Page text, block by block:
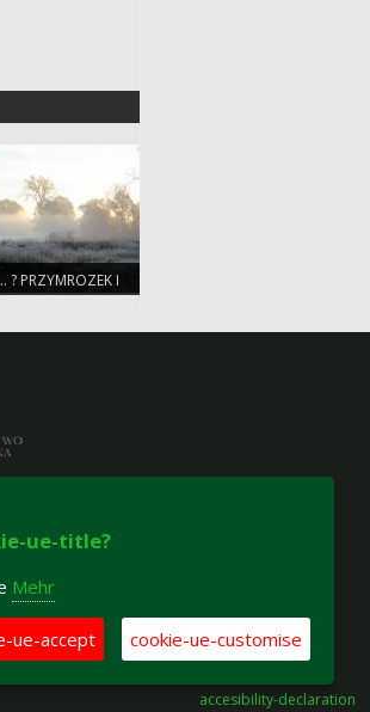
? PRZYMROZEK I
accesibility-declaration
ue-title?
Mehr
ue-accept cookie-ue-customise